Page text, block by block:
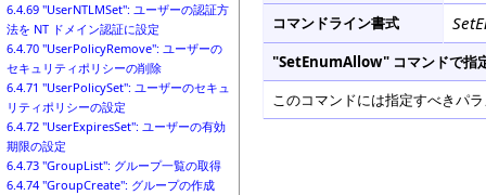
6.4.69 "UserNTLMSet": ユーザーの認証方
法を NT ドメイン認証に設定
6.4.70 "UserPolicyRemove": ユーザーの
セキュリティポリシーの削除
6.4.71 "UserPolicySet": ユーザーのセキュ
リティポリシーの設定
6.4.72 "UserExpiresSet": ユーザーの有効
期限の設定
6.4.73 "GroupList": グループ一覧の取得
6.4.74 "GroupCreate": グループの作成
コマンドライン書式
"SetEnumAllow" コマンドで指
このコマンドには指定すべきパ